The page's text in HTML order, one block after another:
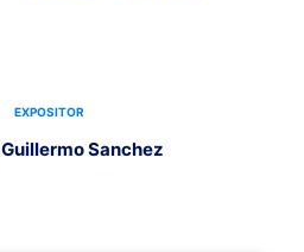
EXPOSITOR
Guillermo Sanchez